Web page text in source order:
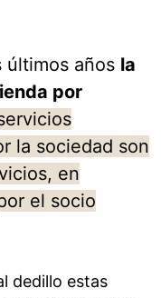
últimos años la
por
la sociedad son
en
el socio
dedillo estas